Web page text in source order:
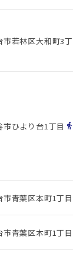
市若林区大和町3
市ひより台1丁目
市青葉区本町1丁目
市青葉区本町1丁目